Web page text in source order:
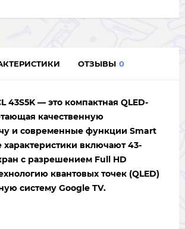
ОТЗЫВЫ 0
43S5K— это компактная QLED-
качественную
и современные функции Smart
включают 43-
с разрешением Full HD
квантовых точек (QLED)
систему Google TV.